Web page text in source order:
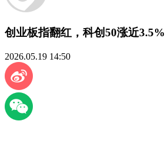
创业板指翻红，科创50涨近3.5%
2026.05.19 14:50